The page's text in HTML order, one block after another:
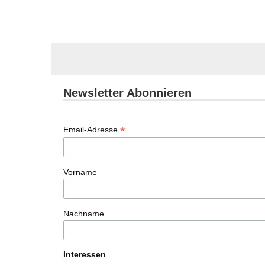
Newsletter Abonnieren
Email-Adresse *
Vorname
Nachname
Interessen